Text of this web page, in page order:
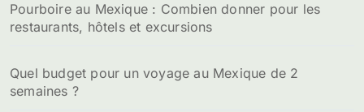
e
r
Pourboire au Mexique : Combien donner pour les
restaurants, hôtels et excursions
Quel budget pour un voyage au Mexique de 2
semaines ?